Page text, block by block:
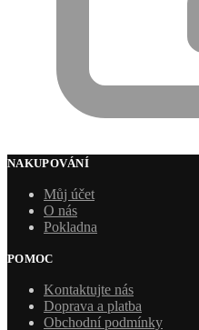
NAKUPOVÁNÍ
Můj účet
O nás
Pokladna
POMOC
Kontaktujte nás
Doprava a platba
Obchodní podmínky